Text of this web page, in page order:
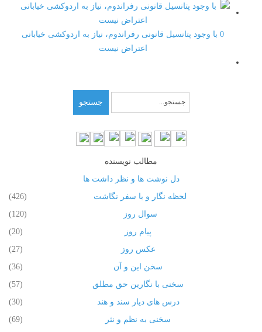
0 با وجود پتانسیل قانونی رفراندوم، نیاز به اردوکشی خیابانی
اعتراض نیست
جستجو
مطالب نویسنده
دل نوشت ها و نظر داشت ها
(426)
لحظه نگار و یا سفر نگاشت
(120)
سوال روز
(20)
پیام روز
(27)
عکس روز
(36)
سخن این و آن
(57)
سخنی با نگارین حق مطلق
(30)
درس های دیار سند و هند
(69)
سخنی به نظم و نثر